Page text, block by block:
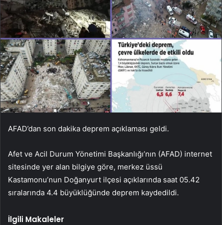
AFAD’dan son dakika deprem açıklaması geldi.
Afet ve Acil Durum Yönetimi Başkanlığı’nın (AFAD) internet
sitesinde yer alan bilgiye göre, merkez üssü
Kastamonu’nun Doğanyurt ilçesi açıklarında saat 05.42
sıralarında 4.4 büyüklüğünde deprem kaydedildi.
İlgili Makaleler